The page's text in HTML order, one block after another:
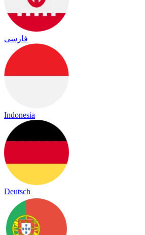
فارسی
Indonesia
Deutsch